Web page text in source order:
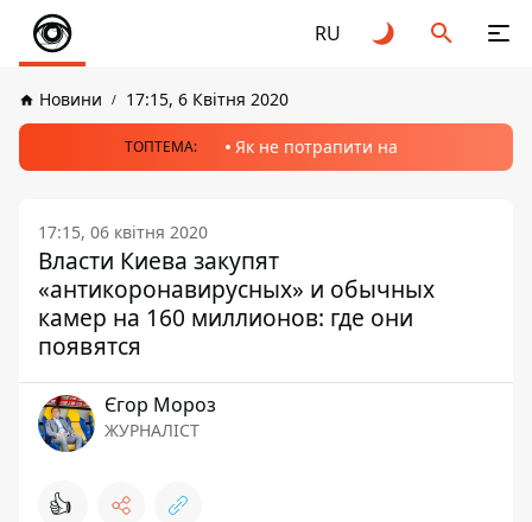
RU
Новини 17:15, 6 Квітня 2020
ТОПТЕМА: Як не потрапити на
17:15, 06 квітня 2020
Власти Киева закупят
«антикоронавирусных» и обычных
камер на 160 миллионов: где они
появятся
Єгор Мороз
ЖУРНАЛІСТ
👍